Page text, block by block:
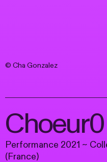
© Cha Gonzalez
Choeur0
Performance 2021 ~
(France)